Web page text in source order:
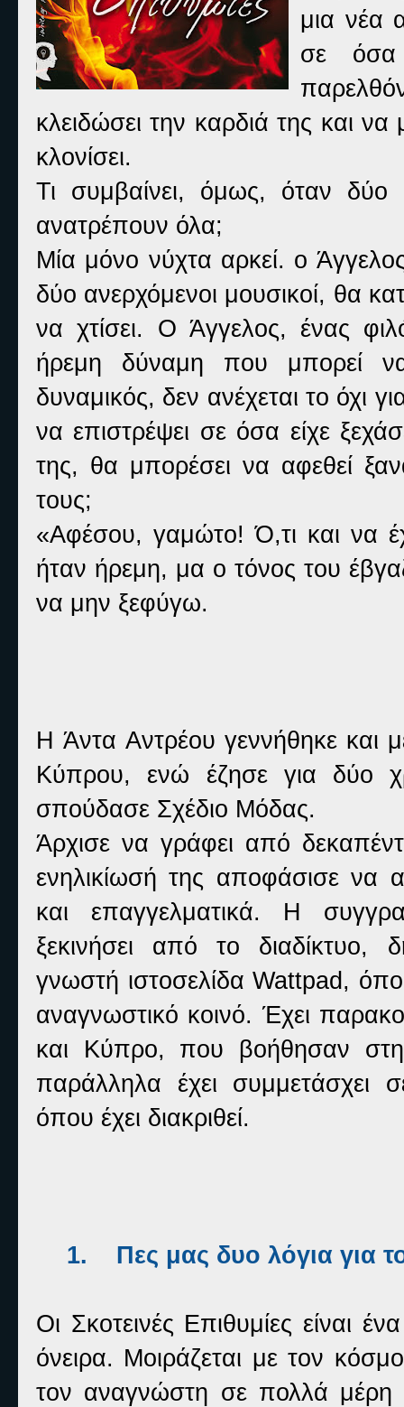
μια νέα
σε όσα
κλειδώσει την καρδιά της και
κλονίσει.
Τι συμβαίνει, όμως, όταν δύο
ανατρέπουν όλα;
Μία μόνο νύχτα αρκεί. ο
δύο ανερχόμενοι μουσικοί, θα
να χτίσει. Ο Άγγελος, ένας
ήρεμη δύναμη που μπορεί
δυναμικός, δεν ανέχεται το
να επιστρέψει σε όσα είχε
της, θα μπορέσει να αφεθεί
τους;
«Αφέσου, γαμώτο! Ό,τι και να
ήταν ήρεμη, μα ο τόνος του
να μην ξεφύγω.
H Άντα Αντρέου γεννήθηκε και
Κύπρου, ενώ έζησε για δύο
σπούδασε Σχέδιο Μόδας.
Άρχισε να γράφει από
ενηλικίωσή της αποφάσισε να
και επαγγελματικά. Η
ξεκινήσει από το διαδίκτυο,
γνωστή ιστοσελίδα Wattpad,
αναγνωστικό κοινό. Έχει
και Κύπρο, που βοήθησαν
παράλληλα έχει συμμετάσχει
όπου έχει διακριθεί.
1. Πες μας δυο λόγια για
Οι Σκοτεινές Επιθυμίες είναι
όνειρα. Μοιράζεται με τον
τον αναγνώστη σε πολλά μέρη